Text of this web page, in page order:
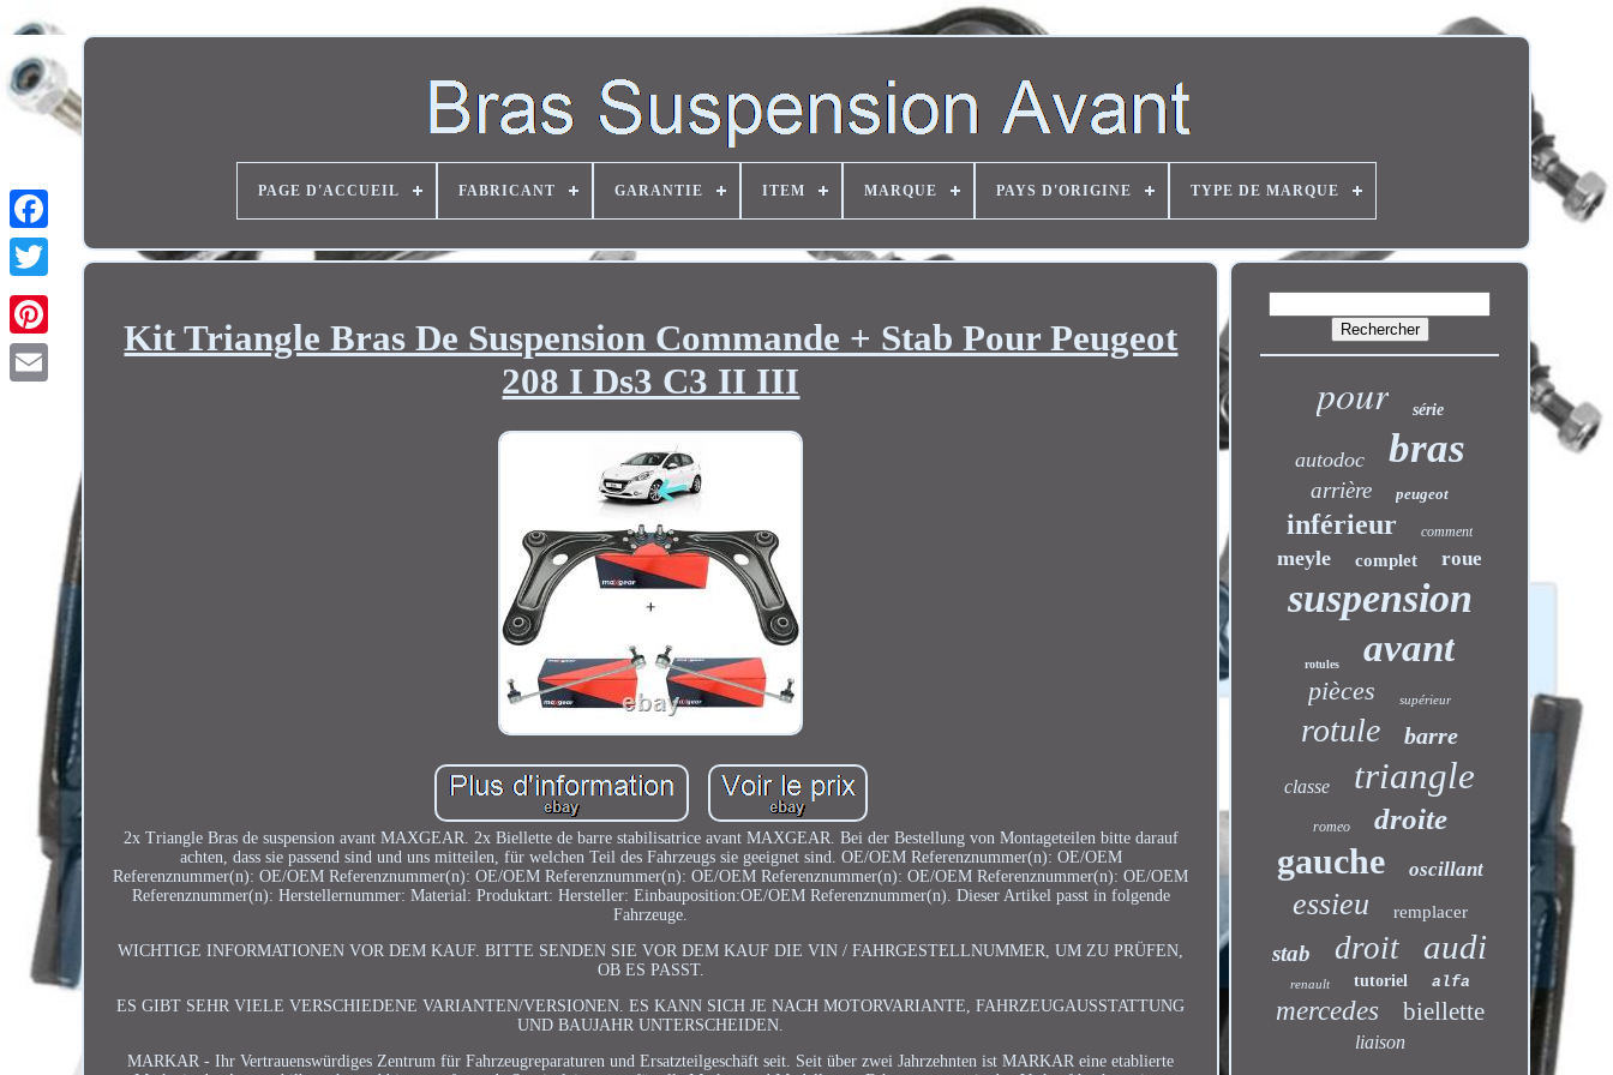
Twitter
PAGE D'ACCUEIL FABRICANT GARANTIE ITEM MARQUE PAYS D'ORIGINE TYPE DE MARQUE
Kit Triangle Bras De Suspension Commande + Stab Pour Peugeot
208 I Ds3 C3 II III
2x Triangle Bras de suspension avant MAXGEAR. 2x Biellette de barre stabilisatrice avant MAXGEAR. Bei der Bestellung von Montageteilen bitte darauf
achten, dass sie passend sind und uns mitteilen, für welchen Teil des Fahrzeugs sie geeignet sind. OE/OEM Referenznummer(n): OE/OEM
Referenznummer(n): OE/OEM Referenznummer(n): OE/OEM Referenznummer(n): OE/OEM Referenznummer(n): OE/OEM Referenznummer(n): OE/OEM
Referenznummer(n): Herstellernummer: Material: Produktart: Hersteller: Einbauposition:OE/OEM Referenznummer(n). Dieser Artikel passt in folgende
Fahrzeuge.
WICHTIGE INFORMATIONEN VOR DEM KAUF. BITTE SENDEN SIE VOR DEM KAUF DIE VIN / FAHRGESTELLNUMMER, UM ZU PRÜFEN,
OB ES PASST.
ES GIBT SEHR VIELE VERSCHIEDENE VARIANTEN/VERSIONEN. ES KANN SICH JE NACH MOTORVARIANTE, FAHRZEUGAUSSTATTUNG
UND BAUJAHR UNTERSCHEIDEN.
MARKAR - Ihr Vertrauenswürdiges Zentrum für Fahrzeugreparaturen und Ersatzteilgeschäft seit. Seit über zwei Jahrzehnten ist MARKAR eine etablierte
pour série
autodoc bras
arrière peugeot
inférieur comment
meyle complet roue
suspension
rotules avant
pièces supérieur
rotule barre
classe triangle
romeo droite
gauche oscillant
essieu remplacer
stab droit audi
renault tutoriel alfa
mercedes biellette
liaison